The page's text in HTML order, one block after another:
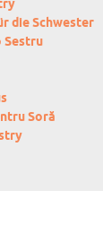
die Schwester
Sestru
Soră